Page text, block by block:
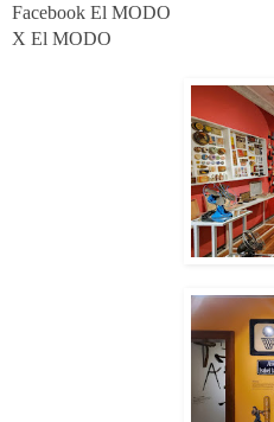
Facebook El MODO
X El MODO